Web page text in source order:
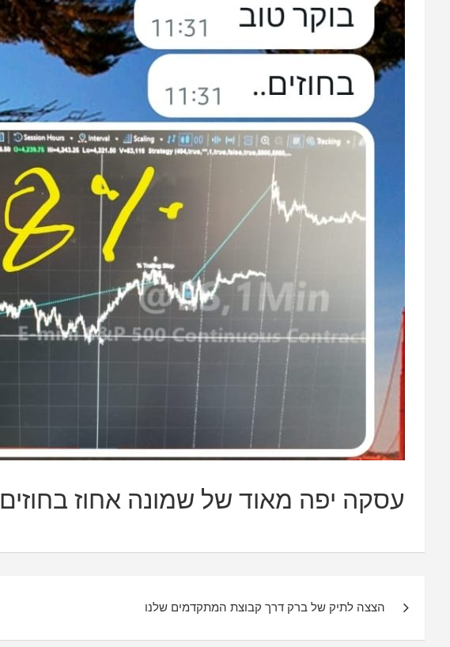
עסקה יפה מאוד של שמונה אחוז בחוזים
הצצה לתיק של ברק דרך קבוצת המתקדמים שלנו